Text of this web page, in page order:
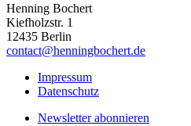
Henning Bochert
Kiefholzstr. 1
12435 Berlin
contact@henningbochert.de
Impressum
Datenschutz
Newsletter abonnieren